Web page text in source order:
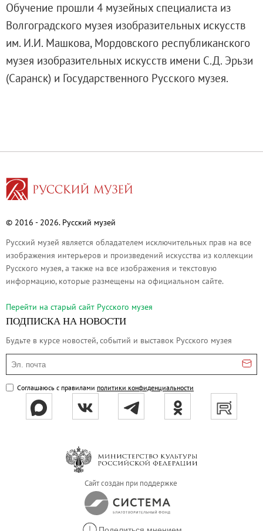
Адреса и часы работы
О билетах, льготах и услугах
Правила покупки и возврата билетов
Правила посещения музея
Высказать мнение / Сообщить о проблеме
Лекции
Доступный музей
Социально-культурные проекты
Для СМИ
О Музее
О музее
Дирекция
Михайловский дворец
Михайловский (Инженерный) замок
Мраморный дворец
Строгановский дворец
Летний дворец Петра I
Летний сад
Михайловский сад
Западный павильон Михайловского
Восточный павильон Михайловского
Обучение прошли 4 музейных специалиста из
Волгоградского музея изобразительных искусств
им. И.И. Машкова, Мордовского республиканского
музея изобразительных искусств имени С.Д. Эрьзи
(Саранск) и Государственного Русского музея.
© 2016 - 2026. Русский музей
Русский музей является обладателем исключительных прав на все
изображения интерьеров и произведений искусства из коллекции
Русского музея, а также на все изображения и текстовую
информацию, которые размещены на официальном сайте.
Перейти на cтарый сайт Русского музея
ПОДПИСКА НА НОВОСТИ
Будьте в курсе новостей, событий и выставок Русского музея
Эл. почта
Соглашаюсь с правилами политики конфиденциальности
Сайт создан при поддержке